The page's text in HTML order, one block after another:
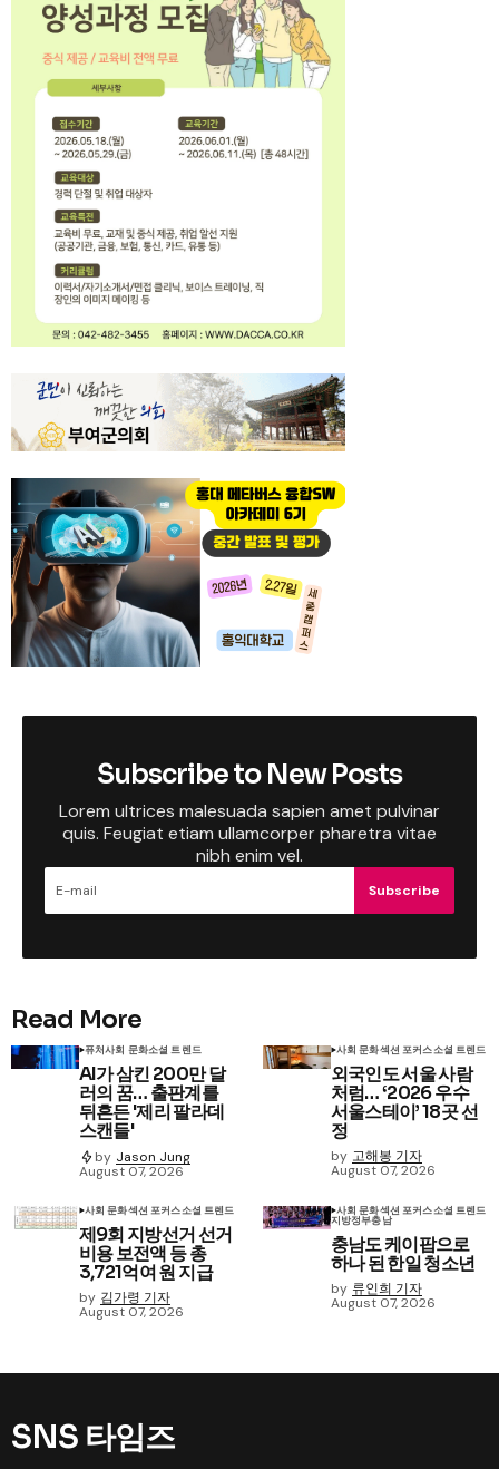
Subscribe to New Posts
Lorem ultrices malesuada sapien amet pulvinar
quis. Feugiat etiam ullamcorper pharetra vitae
nibh enim vel.
Subscribe
Read More
퓨처사회 문화소셜 트렌드
AI가 삼킨 200만 달
러의 꿈… 출판계를
뒤흔든 '제리 팔라데
스캔들'
by Jason Jung
August 07, 2026
사회 문화섹션 포커스소셜 트렌드
외국인도 서울 사람
처럼… ‘2026 우수
서울스테이’ 18곳 선
정
by 고해봉 기자
August 07, 2026
사회 문화섹션 포커스소셜 트렌드
제9회 지방선거 선거
비용 보전액 등 총
3,721억여 원 지급
by 김가령 기자
August 07, 2026
사회 문화섹션 포커스소셜 트렌드
지방정부충남
충남도 케이팝으로
하나 된 한일 청소년
by 류인희 기자
August 07, 2026
SNS 타임즈